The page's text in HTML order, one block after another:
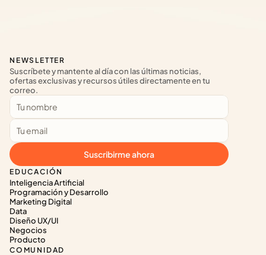
EDUCACIÓN
Inteligencia Artificial
Programación y Desarrollo
Marketing Digital
Data
Diseño UX/UI
Negocios
Producto
COMUNIDAD
NEWSLETTER
Suscríbete y mantente al día con las últimas noticias,
ofertas exclusivas y recursos útiles directamente en tu
correo.
Suscribirme ahora